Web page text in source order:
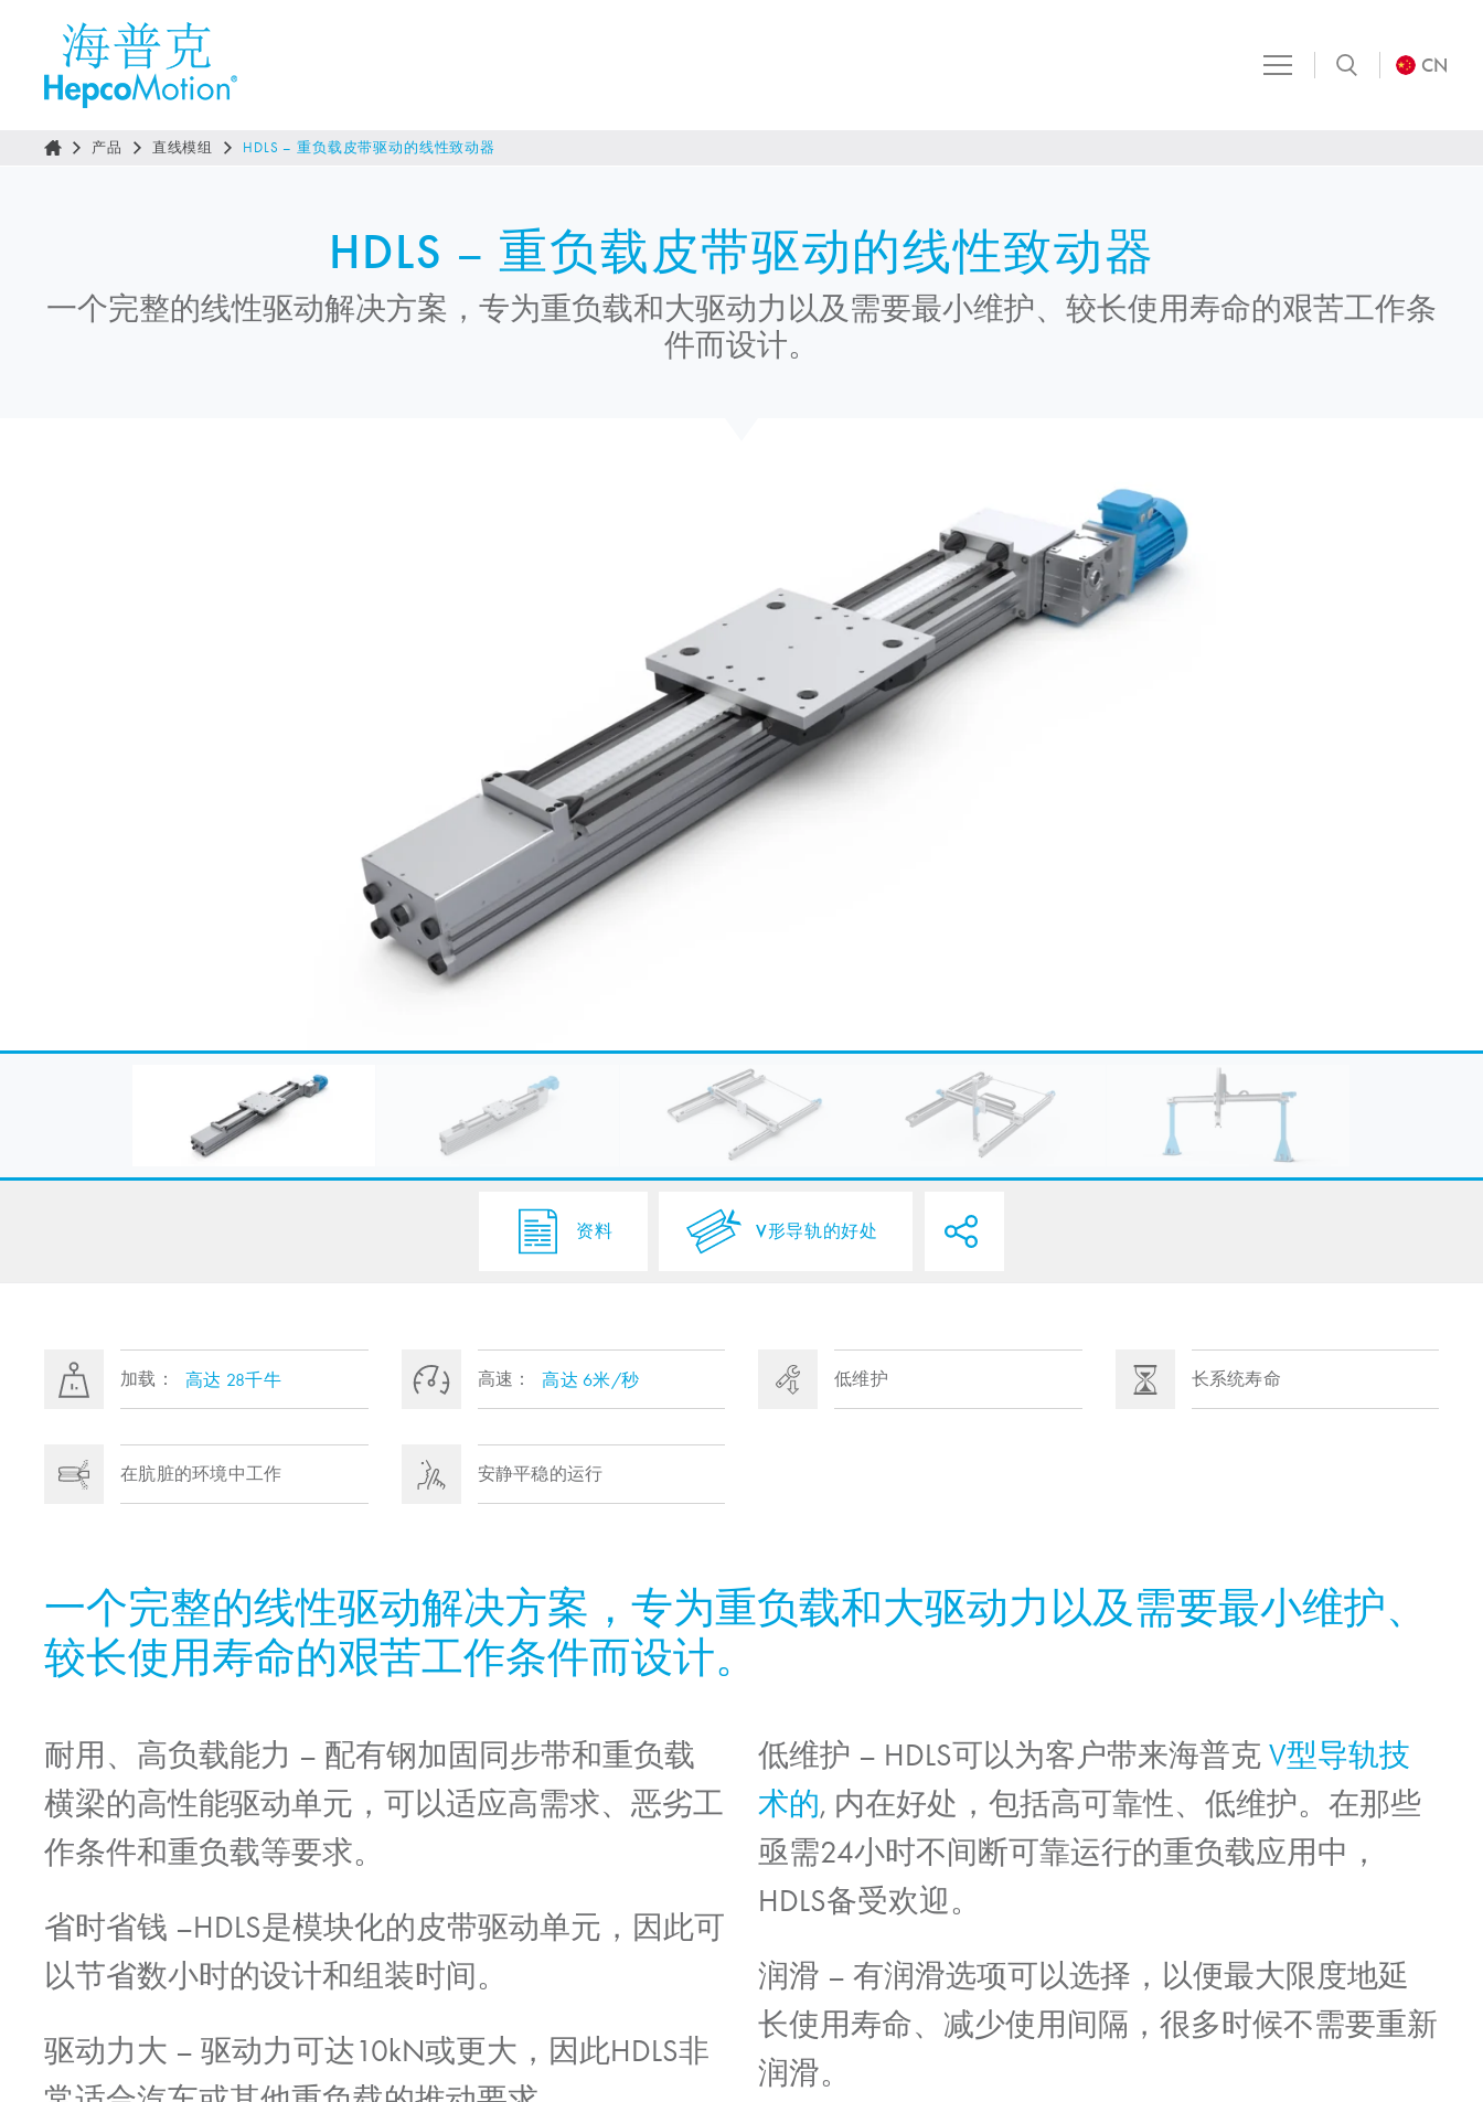
CN
产品 直线模组 HDLS – 重负载皮带驱动的线性致动器
HDLS – 重负载皮带驱动的线性致动器
一个完整的线性驱动解决方案，专为重负载和大驱动力以及需要最小维护、较长使用寿命的艰苦工作条
件而设计。
资料 V形导轨的好处
加载： 高达 28千牛 高速： 高达 6米/秒 低维护 长系统寿命
在肮脏的环境中工作 安静平稳的运行
一个完整的线性驱动解决方案，专为重负载和大驱动力以及需要最小维护、
较长使用寿命的艰苦工作条件而设计。
耐用、高负载能力 – 配有钢加固同步带和重负载
横梁的高性能驱动单元，可以适应高需求、恶劣工
作条件和重负载等要求。
省时省钱 –HDLS是模块化的皮带驱动单元，因此可
以节省数小时的设计和组装时间。
驱动力大 – 驱动力可达10kN或更大，因此HDLS非
低维护 – HDLS可以为客户带来海普克 V型导轨技
术的, 内在好处，包括高可靠性、低维护。在那些
亟需24小时不间断可靠运行的重负载应用中，
HDLS备受欢迎。
润滑 – 有润滑选项可以选择，以便最大限度地延
长使用寿命、减少使用间隔，很多时候不需要重新
润滑。